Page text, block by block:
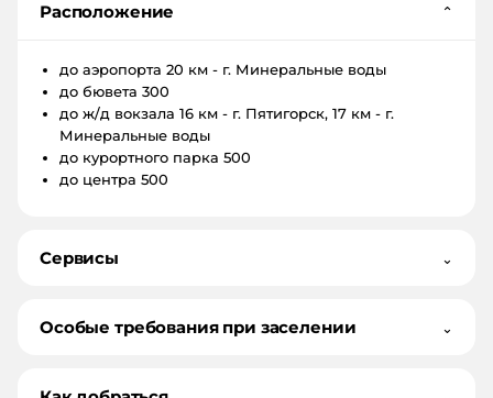
Расположение ⌄
до аэропорта 20 км - г. Минеральные воды
до бювета 300
до ж/д вокзала 16 км - г. Пятигорск, 17 км - г.
Минеральные воды
до курортного парка 500
до центра 500
Сервисы ⌄
Особые требования при заселении ⌄